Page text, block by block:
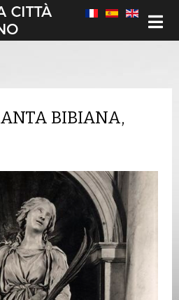
BIBIANA,